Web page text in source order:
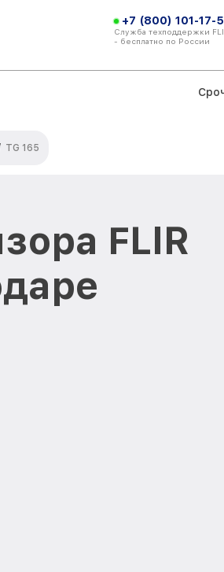
+7 (800) 101-17-
Служба техподдержки
- бесплатно по России
TG 165
FLIR